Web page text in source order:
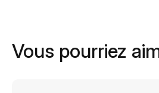
Vous pourriez